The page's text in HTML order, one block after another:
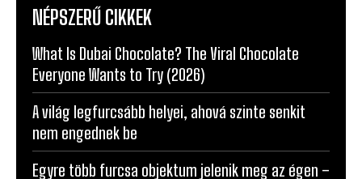
What Is Dubai Chocolate? The Viral Chocolate
Everyone Wants to Try (2026)
A világ legfurcsább helyei, ahová szinte senkit
nem engednek be
Egyre több furcsa objektum jelenik meg az égen –
és a Pentagon sem tudja, mik ezek